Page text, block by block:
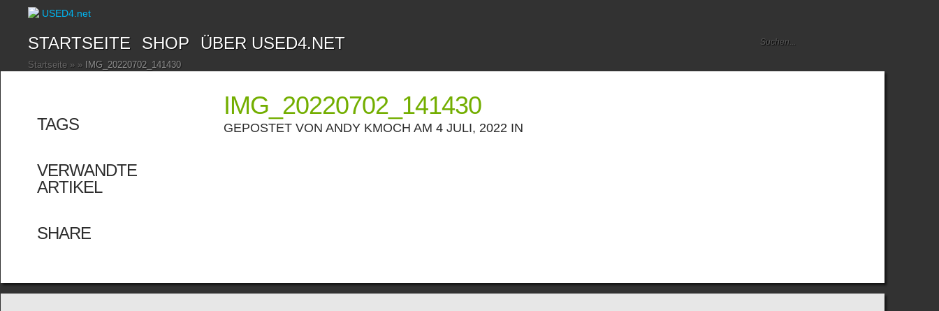
STARTSEITE SHOP ÜBER USED4.NET
Startseite » » IMG_20220702_141430
TAGS
VERWANDTE
ARTIKEL
SHARE
IMG_20220702_141430
GEPOSTET VON ANDY KMOCH AM 4 JULI, 2022 IN